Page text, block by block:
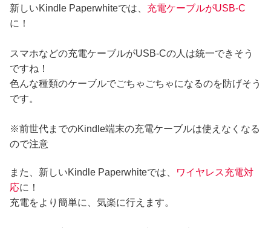
新しいKindle Paperwhiteでは、 充電ケーブルがUSB-C
に！
スマホなどの充電ケーブルがUSB-Cの人は統一できそう
ですね！
色んな種類のケーブルでごちゃごちゃになるのを防げそう
です。
※前世代までのKindle端末の充電ケーブルは使えなくなる
ので注意
また、新しいKindle Paperwhiteでは、
ワイヤレス充電対
応に！
充電をより簡単に、気楽に行えます。